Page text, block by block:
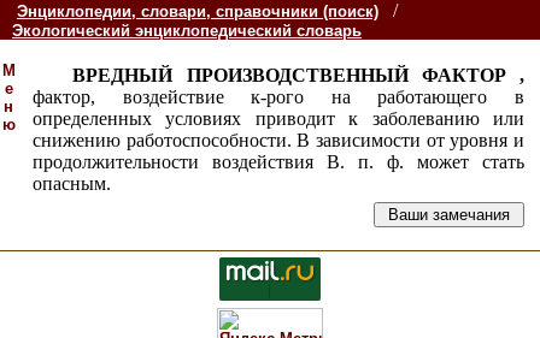
Энциклопедии, словари, справочники (поиск) /
Экологический энциклопедический словарь
М
е
н
ю
ВРЕДНЫЙ ПРОИЗВОДСТВЕННЫЙ ФАКТОР ,
фактор, воздействие к-рого на работающего в
определенных условиях приводит к заболеванию или
снижению работоспособности. В зависимости от уровня и
продолжительности воздействия В. п. ф. может стать
опасным.